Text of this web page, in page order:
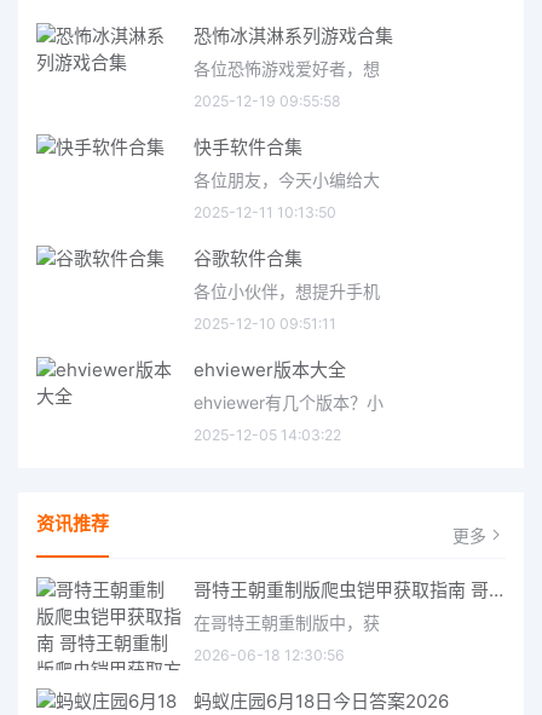
恐怖冰淇淋系列游戏合集
各位恐怖游戏爱好者，想
2025-12-19 09:55:58
快手软件合集
各位朋友，今天小编给大
2025-12-11 10:13:50
谷歌软件合集
各位小伙伴，想提升手机
2025-12-10 09:51:11
ehviewer版本大全
ehviewer有几个版本？小
2025-12-05 14:03:22
资讯推荐 更多
哥特王朝重制版爬虫铠甲获取指南 哥特王朝重制版爬虫铠甲获取方法
在哥特王朝重制版中，获
2026-06-18 12:30:56
蚂蚁庄园6月18日今日答案2026